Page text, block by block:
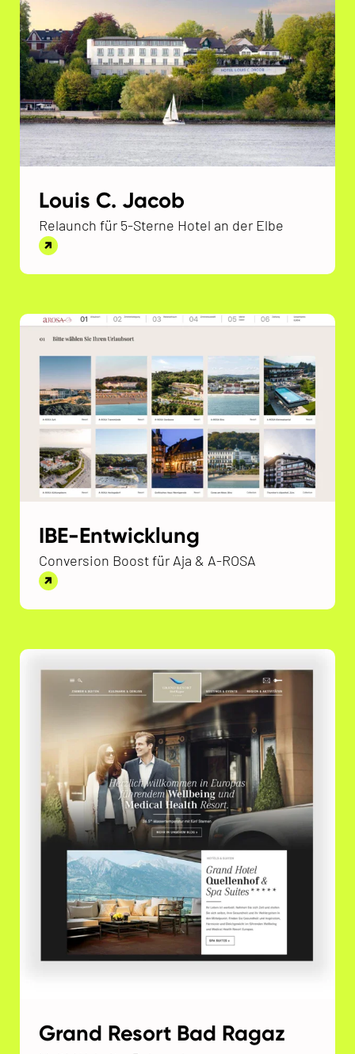
Louis C. Jacob
Relaunch für 5-Sterne Hotel an der Elbe
IBE-Entwicklung
Conversion Boost für Aja & A-ROSA
Grand Resort Bad Ragaz